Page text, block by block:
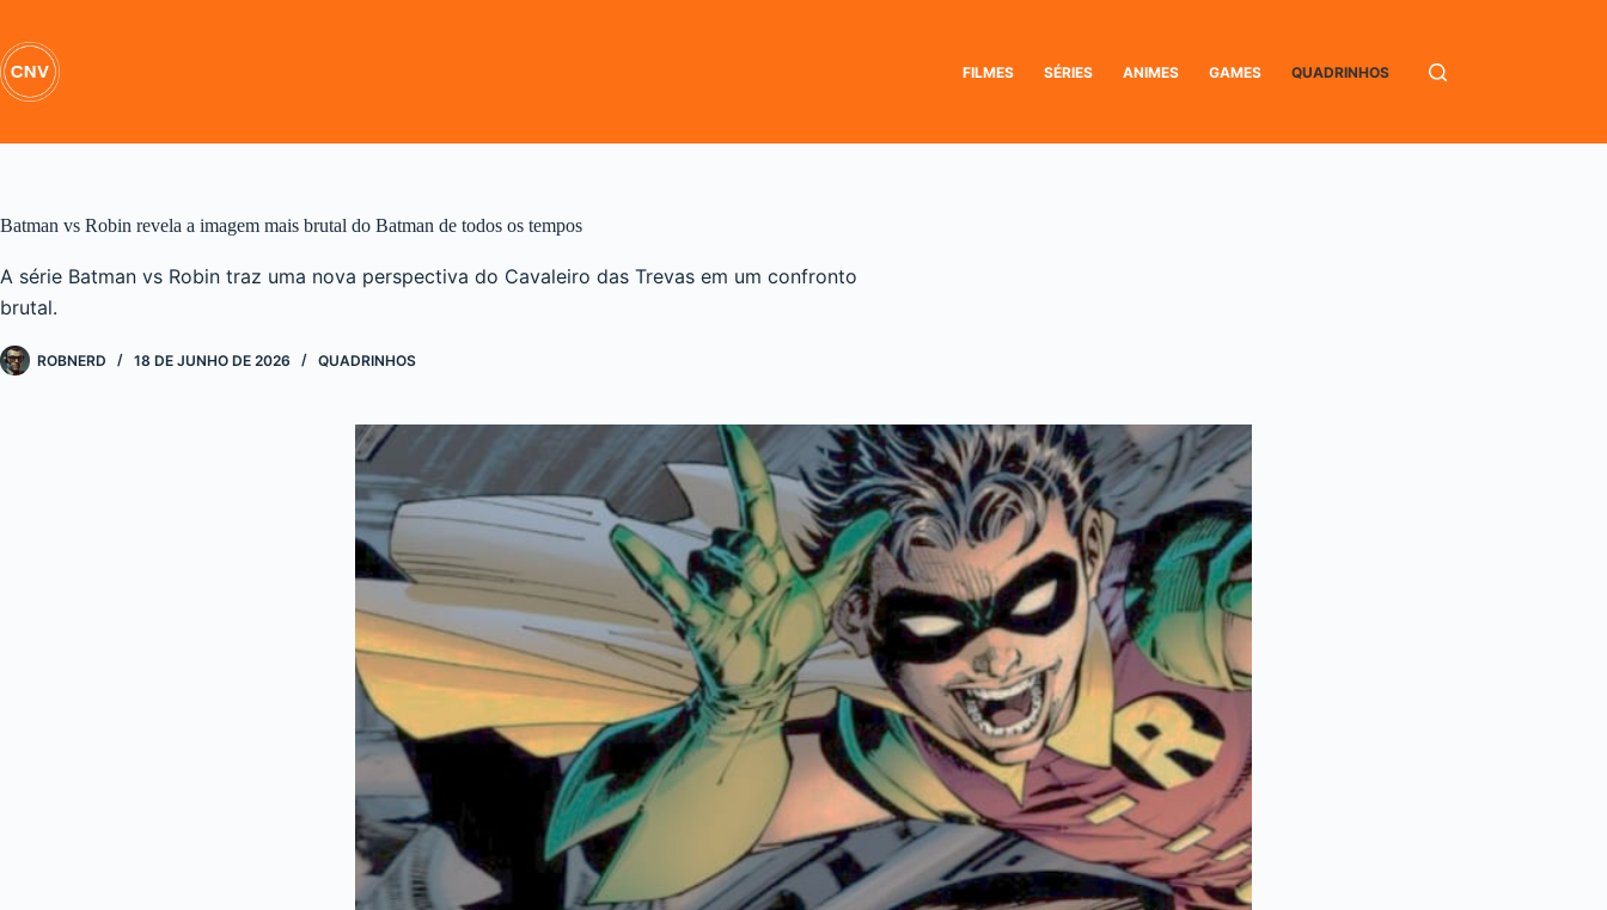
o
conteúdo
FILMES SÉRIES ANIMES GAMES QUADRINHOS
Batman vs Robin revela a imagem mais brutal do Batman de todos os tempos
A série Batman vs Robin traz uma nova perspectiva do Cavaleiro das Trevas em um confronto
brutal.
ROBNERD 18 DE JUNHO DE 2026 QUADRINHOS